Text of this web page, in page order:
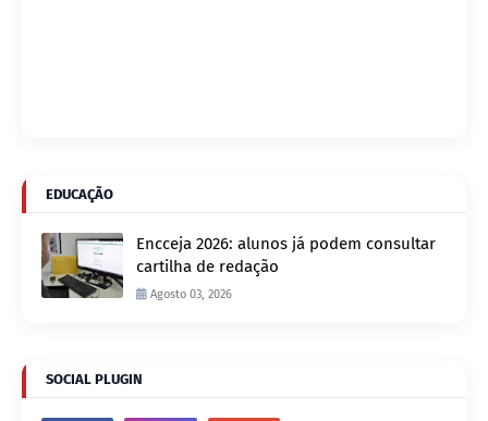
EDUCAÇÃO
Encceja 2026: alunos já podem consultar
cartilha de redação
Agosto 03, 2026
SOCIAL PLUGIN